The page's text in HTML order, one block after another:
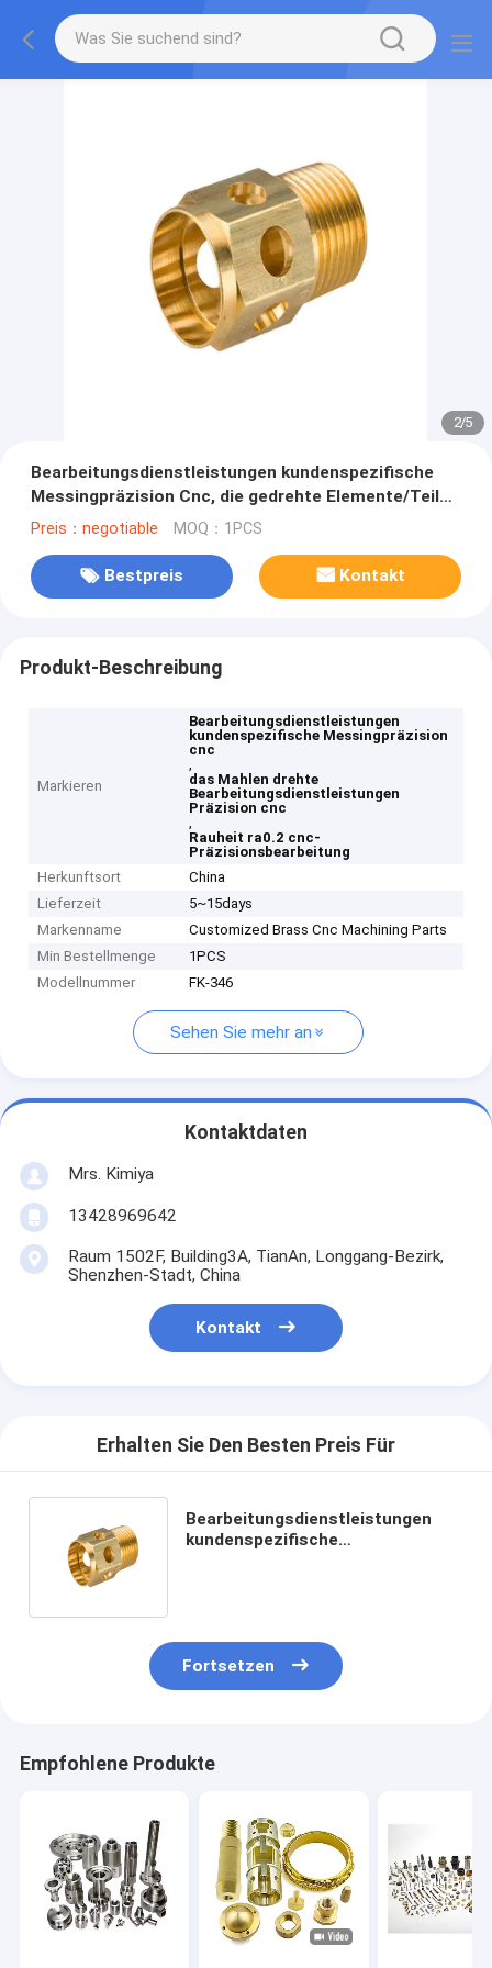
2/5
Bearbeitungsdienstleistungen kundenspezifische
Messingpräzision Cnc, die gedrehte Elemente/Teile
mahlen
Preis：negotiable MOQ：1PCS
Bestpreis Kontakt
Produkt-Beschreibung
Markieren
Bearbeitungsdienstleistungen
kundenspezifische Messingpräzision
cnc
,
das Mahlen drehte
Bearbeitungsdienstleistungen
Präzision cnc
,
Rauheit ra0.2 cnc-
Präzisionsbearbeitung
Herkunftsort
China
Lieferzeit
5~15days
Markenname
Customized Brass Cnc Machining Parts
Min Bestellmenge
1PCS
Modellnummer
FK-346
Sehen Sie mehr an
Kontaktdaten
Mrs. Kimiya
13428969642
Raum 1502F, Building3A, TianAn, Longgang-Bezirk,
Shenzhen-Stadt, China
Kontakt
Erhalten Sie Den Besten Preis Für
Bearbeitungsdienstleistungen
kundenspezifische
Fortsetzen
Empfohlene Produkte